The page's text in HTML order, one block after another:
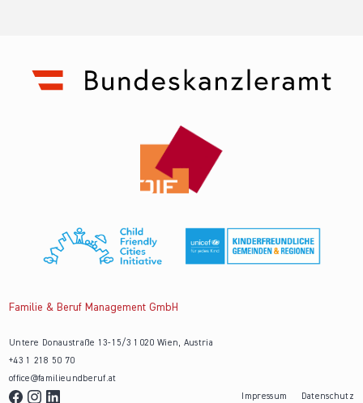
Familie & Beruf Management GmbH
Untere Donaustraße 13-15/3 1020 Wien, Austria
+43 1 218 50 70
office@familieundberuf.at
Impressum
Datenschutz